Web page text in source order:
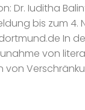
Dr. Iuditha
bis zum 4.
In
von
von